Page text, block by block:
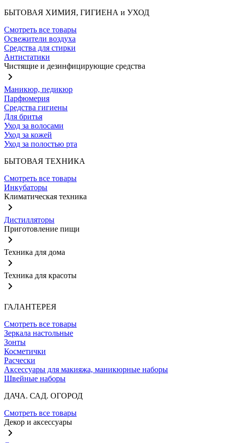
БЫТОВАЯ ХИМИЯ, ГИГИЕНА и УХОД
Смотреть все товары
Освежители воздуха
Средства для стирки
Антистатики
Чистящие и дезинфицирующие средства
Маникюр, педикюр
Парфюмерия
Средства гигиены
Для бритья
Уход за волосами
Уход за кожей
Уход за полостью рта
БЫТОВАЯ ТЕХНИКА
Смотреть все товары
Инкубаторы
Климатическая техника
Дистилляторы
Приготовление пищи
Техника для дома
Техника для красоты
ГАЛАНТЕРЕЯ
Смотреть все товары
Зеркала настольные
Зонты
Косметички
Расчески
Аксессуары для макияжа, маникюрные наборы
Швейные наборы
ДАЧА. САД. ОГОРОД
Смотреть все товары
Декор и аксессуары